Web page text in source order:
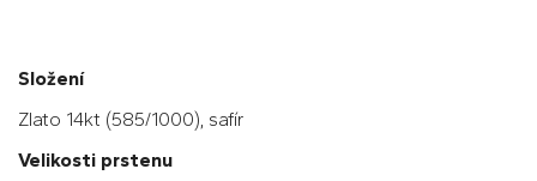
Složení
Zlato 14kt (585/1000), safír
Velikosti prstenu